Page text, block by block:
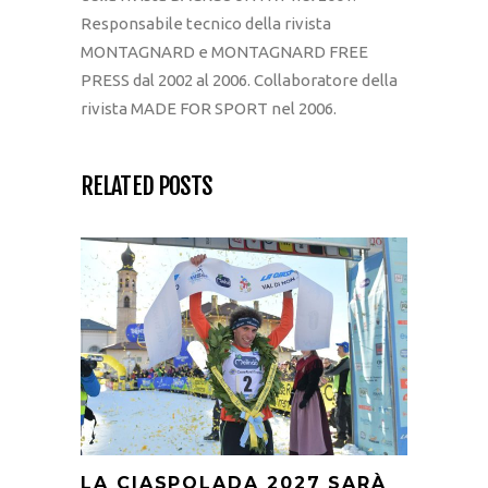
Responsabile tecnico della rivista
MONTAGNARD e MONTAGNARD FREE
PRESS dal 2002 al 2006. Collaboratore della
rivista MADE FOR SPORT nel 2006.
RELATED POSTS
LA CIASPOLADA 2027 SARÀ